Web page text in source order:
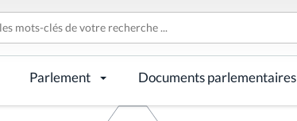
Parlement Documents parlementaires